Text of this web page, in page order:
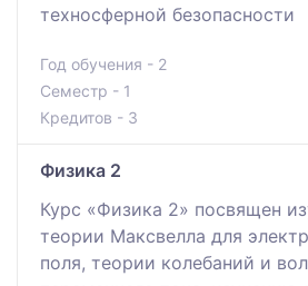
техносферной безопасности
Год обучения - 2
Семестр - 1
Кредитов - 3
Физика 2
Курс «Физика 2» посвящен
теории Максвелла для
поля, теории колебаний и